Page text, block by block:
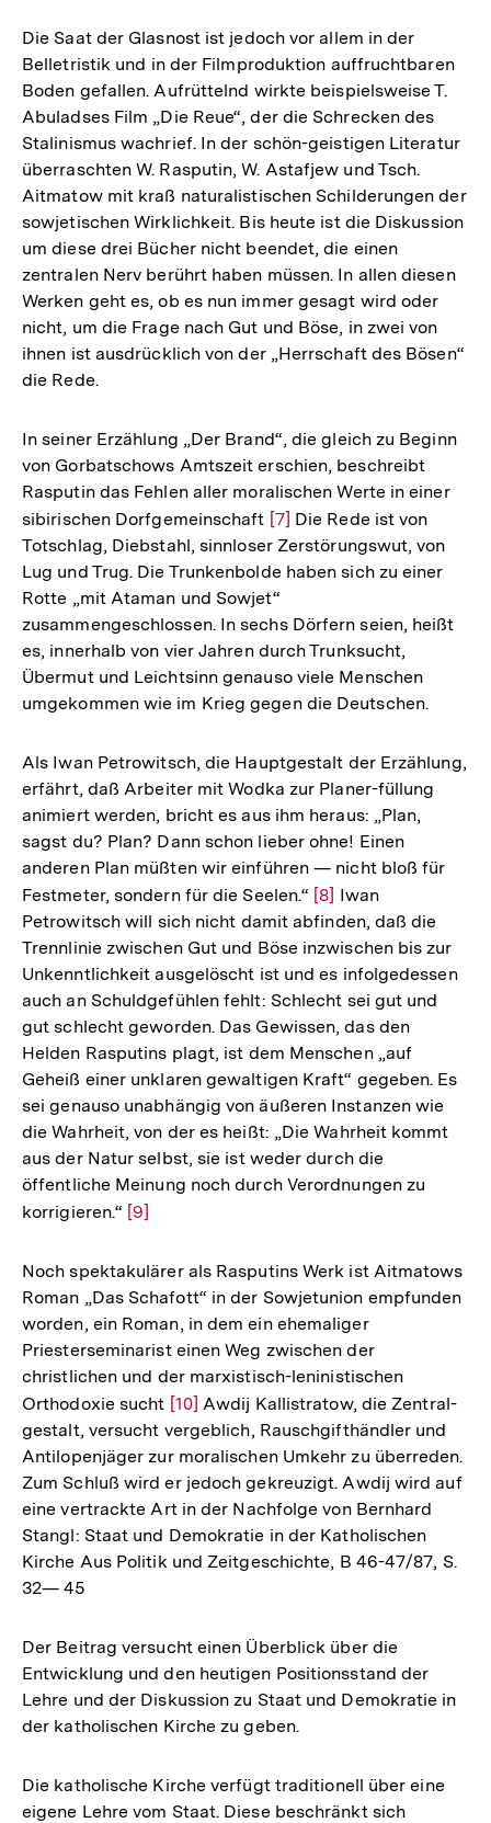
Die Saat der Glasnost ist jedoch vor allem in der
Belletristik und in der Filmproduktion auffruchtbaren
Boden gefallen. Aufrüttelnd wirkte beispielsweise T.
Abuladses Film „Die Reue“, der die Schrecken des
Stalinismus wachrief. In der schön-geistigen Literatur
überraschten W. Rasputin, W. Astafjew und Tsch.
Aitmatow mit kraß naturalistischen Schilderungen der
sowjetischen Wirklichkeit. Bis heute ist die Diskussion
um diese drei Bücher nicht beendet, die einen
zentralen Nerv berührt haben müssen. In allen diesen
Werken geht es, ob es nun immer gesagt wird oder
nicht, um die Frage nach Gut und Böse, in zwei von
ihnen ist ausdrücklich von der „Herrschaft des Bösen“
die Rede.
In seiner Erzählung „Der Brand“, die gleich zu Beginn
von Gorbatschows Amtszeit erschien, beschreibt
Rasputin das Fehlen aller moralischen Werte in einer
sibirischen Dorfgemeinschaft Zur
Auflösung
der
Fußnote
[7] Die Rede ist von
Totschlag, Diebstahl, sinnloser Zerstörungswut, von
Lug und Trug. Die Trunkenbolde haben sich zu einer
Rotte „mit Ataman und Sowjet“
zusammengeschlossen. In sechs Dörfern seien, heißt
es, innerhalb von vier Jahren durch Trunksucht,
Übermut und Leichtsinn genauso viele Menschen
umgekommen wie im Krieg gegen die Deutschen.
Als Iwan Petrowitsch, die Hauptgestalt der Erzählung,
erfährt, daß Arbeiter mit Wodka zur Planer-füllung
animiert werden, bricht es aus ihm heraus: „Plan,
sagst du? Plan? Dann schon lieber ohne! Einen
anderen Plan müßten wir einführen — nicht bloß für
Festmeter, sondern für die Seelen.“ Zur
Auflösung
der
Fußnote
[8] Iwan
Petrowitsch will sich nicht damit abfinden, daß die
Trennlinie zwischen Gut und Böse inzwischen bis zur
Unkenntlichkeit ausgelöscht ist und es infolgedessen
auch an Schuldgefühlen fehlt: Schlecht sei gut und
gut schlecht geworden. Das Gewissen, das den
Helden Rasputins plagt, ist dem Menschen „auf
Geheiß einer unklaren gewaltigen Kraft“ gegeben. Es
sei genauso unabhängig von äußeren Instanzen wie
die Wahrheit, von der es heißt: „Die Wahrheit kommt
aus der Natur selbst, sie ist weder durch die
öffentliche Meinung noch durch Verordnungen zu
korrigieren.“ Zur
der
Fußnote
[9]
Noch spektakulärer als Rasputins Werk ist Aitmatows
Roman „Das Schafott“ in der Sowjetunion empfunden
worden, ein Roman, in dem ein ehemaliger
Priesterseminarist einen Weg zwischen der
christlichen und der marxistisch-leninistischen
Orthodoxie sucht Zur
Auflösung
der
Fußnote
[10] Awdij Kallistratow, die Zentral-
gestalt, versucht vergeblich, Rauschgifthändler und
Antilopenjäger zur moralischen Umkehr zu überreden.
Zum Schluß wird er jedoch gekreuzigt. Awdij wird auf
eine vertrackte Art in der Nachfolge von Bernhard
Stangl: Staat und Demokratie in der Katholischen
Kirche Aus Politik und Zeitgeschichte, B 46-47/87, S.
32— 45
Der Beitrag versucht einen Überblick über die
Entwicklung und den heutigen Positionsstand der
Lehre und der Diskussion zu Staat und Demokratie in
der katholischen Kirche zu geben.
Die katholische Kirche verfügt traditionell über eine
eigene Lehre vom Staat. Diese beschränkt sich